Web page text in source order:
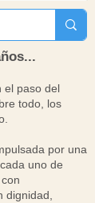
el paso del
todo, los
por una
uno de